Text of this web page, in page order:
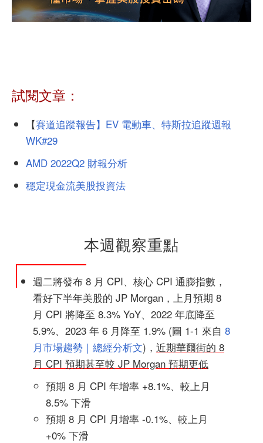
試閱文章：
【賽道追蹤報告】EV 電動車、特斯拉追蹤週報
WK#29
AMD 2022Q2 財報分析
穩定現金流美股投資法
本週觀察重點
週二將發布 8 月 CPI、核心 CPI 通膨指數，
看好下半年美股的 JP Morgan，上月預期 8
月 CPI 將降至 8.3% YoY、2022 年底降至
5.9%、2023 年 6 月降至 1.9% (圖 1-1 來自 8
月市場趨勢｜總經分析文)， 近期華爾街的 8
月 CPI 預期甚至較 JP Morgan 預期更低
預期 8 月 CPI 年增率 +8.1%、較上月
8.5% 下滑
預期 8 月 CPI 月增率 -0.1%、較上月
+0% 下滑